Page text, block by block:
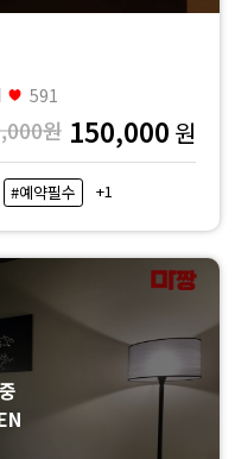
591
원 150,000 원
#예약필수 +1